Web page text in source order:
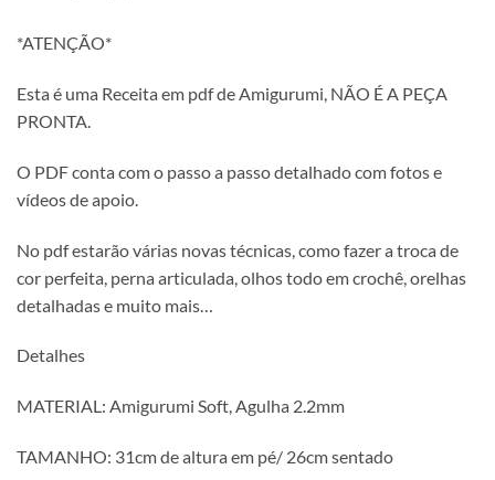
*ATENÇÃO*
Esta é uma Receita em pdf de Amigurumi, NÃO É A PEÇA
PRONTA.
O PDF conta com o passo a passo detalhado com fotos e
vídeos de apoio.
No pdf estarão várias novas técnicas, como fazer a troca de
cor perfeita, perna articulada, olhos todo em crochê, orelhas
detalhadas e muito mais…
Detalhes
MATERIAL: Amigurumi Soft, Agulha 2.2mm
TAMANHO: 31cm de altura em pé/ 26cm sentado